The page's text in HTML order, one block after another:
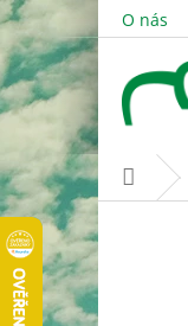
Přejít
na
obsah
O nás
Domů